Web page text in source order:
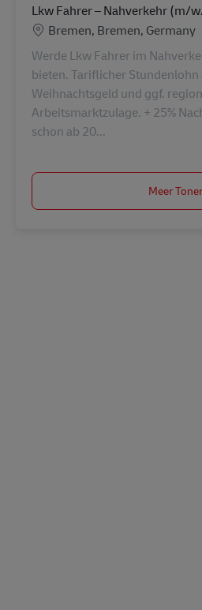
Lkw Fahrer – Nahverkehr (m/
Locatie
Bremen, Bremen, Germany
Werde Lkw Fahrer im
bieten. Tariflicher Stundenlohn
Weihnachtsgeld und ggf.
Arbeitsmarktzulage. + 25%
schon ab 20...
Meer